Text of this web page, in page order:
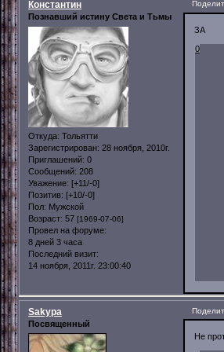
Константин
Познавший истину Света и Тьмы
Откуда: Тольятти
Зарегистрирован: 28 ноября, 2010г.
Приглашений: 0
Сообщений: 208
Уважение: [+11/-0]
Позитив: [+10/-0]
Пол: Мужской
Возраст: 57 [1969-07-06]
Провел на форуме:
8 дней 3 часа
Последний визит:
14 ноября, 2011г. 23:00:40
ЗА
0
Sakypa
Посвященный
Не